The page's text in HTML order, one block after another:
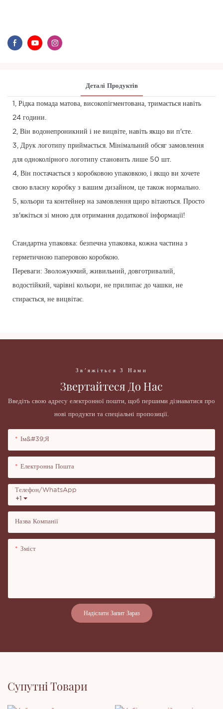
Деталі Продуктів
1, Рідка помада матова, високопігментована, тримається навіть
24 години.
2, Він водонепроникний і не вицвіте, навіть якщо ви п'єте.
3, Друк логотипу приймається. Мінімальний обсяг замовлення
для одноколірного логотипу становить лише 50 шт.
4, Він постачається з коробковою упаковкою, і якщо ви хочете
свою власну коробку з вашим дизайном, це також нормально.
5, кольори та контейнер на замовлення щиро вітаються. Просто
зв'яжіться зі мною для отримання додаткової інформації!
Стандартна упаковка: безпечна упаковка, кожна частина з
герметичною паперовою коробкою.
Переваги: ​​Зволожуючий, живильний, довготривалий,
водостійкий, чарівні кольори, не прилипає до чашки, не
стирається, не вицвітає.
Зв'яжіться З Нами
Звертайтеся До Нас
Введіть свою адресу електронної пошти, щоб першими дізнаватися про
нові продукти та спеціальні пропозиції.
Ім&#39;я
Електронна Пошта
+1
Телефон/WhatsApp
Назва Компанії
Зміст
Надіслати Запит Зараз
Супутні Товари